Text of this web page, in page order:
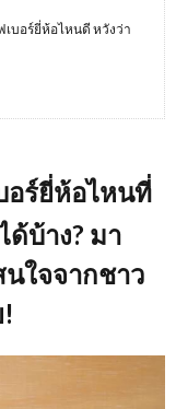
เบอร์ยี่ห้อไหนดี หวังว่า
อร์ยี่ห้อไหนที่
ด้บ้าง? มา
ใจจากชาว